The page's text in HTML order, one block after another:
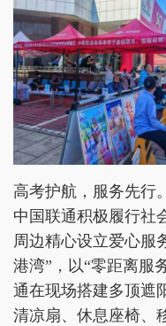
高考护航，服务先行
中国联通积极履行社
周边精心设立爱心服
港湾”，以“零距离服
通在现场搭建多顶遮
清凉扇、休息座椅、